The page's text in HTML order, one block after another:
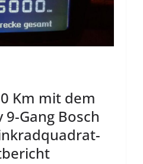
Km mit dem
9-Gang Bosch